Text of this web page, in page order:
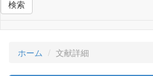
検索
ホーム 文献詳細